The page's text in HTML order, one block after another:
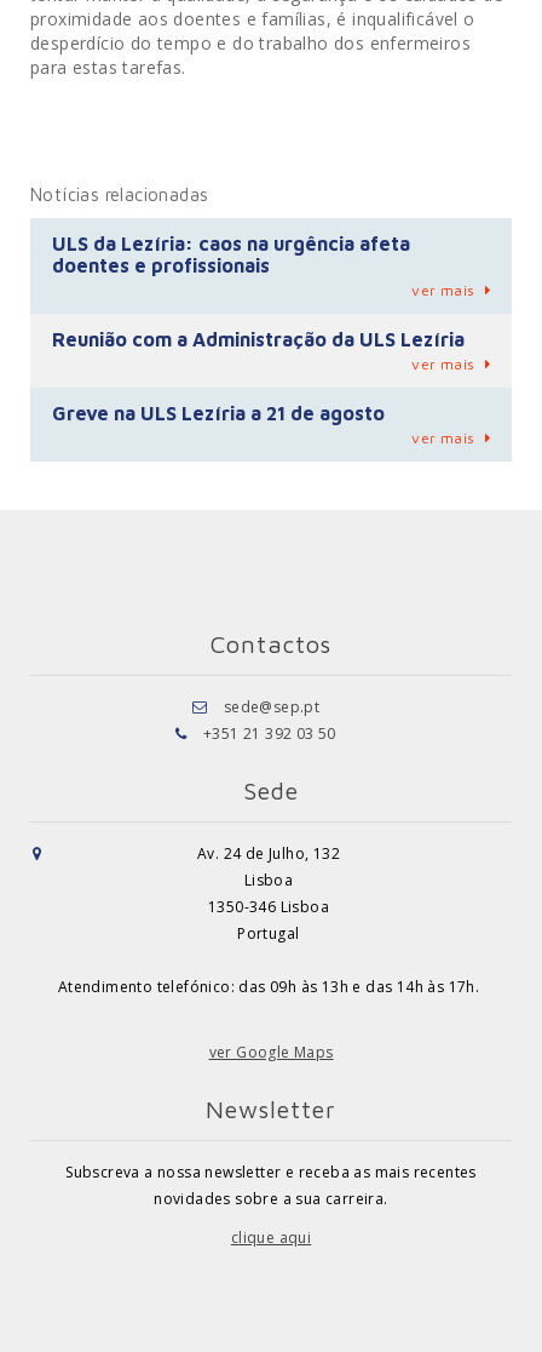
proximidade aos doentes e famílias, é inqualificável o
desperdício do tempo e do trabalho dos enfermeiros
para estas tarefas.
Notícias relacionadas
ULS da Lezíria: caos na urgência afeta
doentes e profissionais
ver mais
Reunião com a Administração da ULS Lezíria
ver mais
Greve na ULS Lezíria a 21 de agosto
ver mais
Contactos
sede@sep.pt
+351 21 392 03 50
Sede
Av. 24 de Julho, 132
Lisboa
1350-346 Lisboa
Portugal
Atendimento telefónico: das 09h às 13h e das 14h às 17h.
ver Google Maps
Newsletter
Subscreva a nossa newsletter e receba as mais recentes
novidades sobre a sua carreira.
clique aqui